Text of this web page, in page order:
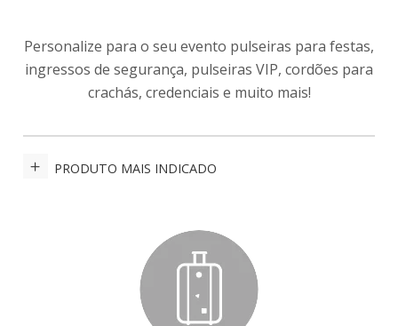
Personalize para o seu evento pulseiras para festas,
ingressos de segurança, pulseiras VIP, cordões para
crachás, credenciais e muito mais!
PRODUTO MAIS INDICADO